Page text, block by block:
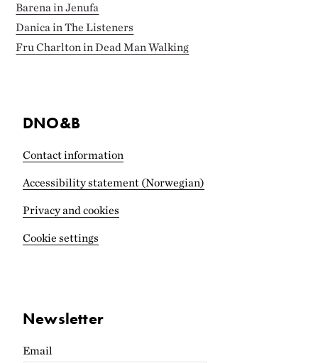
Barena in Jenufa
Danica in The Listeners
Fru Charlton in Dead Man Walking
DNO&B
Contact information
Accessibility statement (Norwegian)
Privacy and cookies
Cookie settings
Newsletter
Email